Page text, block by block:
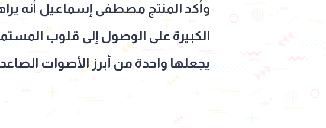
وأكد المنتج مصطفى إسماعيل أنه
الكبيرة على الوصول إلى قلوب
يجعلها واحدة من أبرز الأصوات